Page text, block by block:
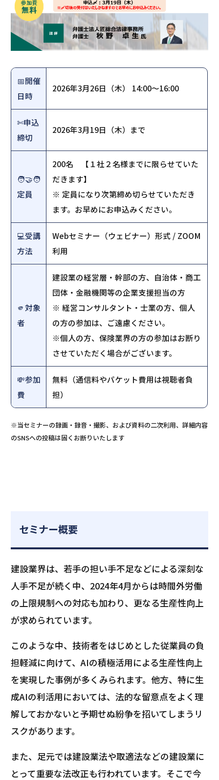
📅開催
日時
2026年3月26日（木） 14:00～16:00
✄申込
締切
2026年3月19日（木）まで
🧑‍🤝‍🧑
定員
200名 【１社２名様までに限らせていた
だきます】
※ 定員になり次第締め切らせていただき
ます。お早めにお申込みください。
💻️受講
方法
Webセミナー（ウェビナー）形式 / ZOOM
利用
🫵対象
者
建設業の経営層・幹部の方、自治体・商工
団体・金融機関等の企業支援担当の方
※ 経営コンサルタント・士業の方、個人
の方の参加は、ご遠慮ください。
※個人の方、保険業界の方の参加はお断り
させていただく場合がございます。
💸参加
費
無料（通信料やパケット費用は視聴者負
担）
※当セミナーの録画・録音・撮影、および資料の二次利用、詳細内容
のSNSへの投稿は固くお断りいたします
セミナー概要
建設業界は、若手の担い手不足などによる深刻な
人手不足が続く中、2024年4月からは時間外労働
の上限規制への対応も加わり、更なる生産性向上
が求められています。
このような中、技術者をはじめとした従業員の負
担軽減に向けて、AIの積極活用による生産性向上
を実現した事例が多くみられます。他方、特に生
成AIの利活用においては、法的な留意点をよく理
解しておかないと予期せぬ紛争を招いてしまうリ
スクがあります。
また、足元では建設業法や取適法などの建設業に
とって重要な法改正も行われています。そこで今